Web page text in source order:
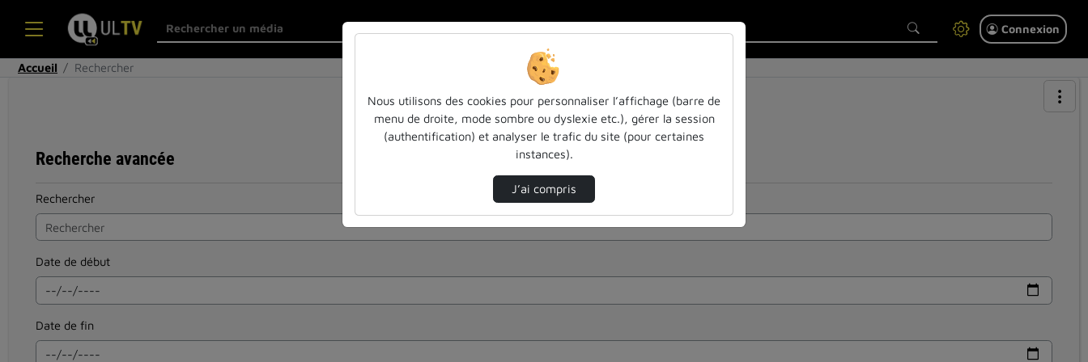
Connexion
Accueil Rechercher
Recherche avancée
Rechercher
Date de début
Date de fin
Nous utilisons des cookies pour personnaliser l’affichage (barre de
menu de droite, mode sombre ou dyslexie etc.), gérer la session
(authentification) et analyser le trafic du site (pour certaines
instances).
J’ai compris